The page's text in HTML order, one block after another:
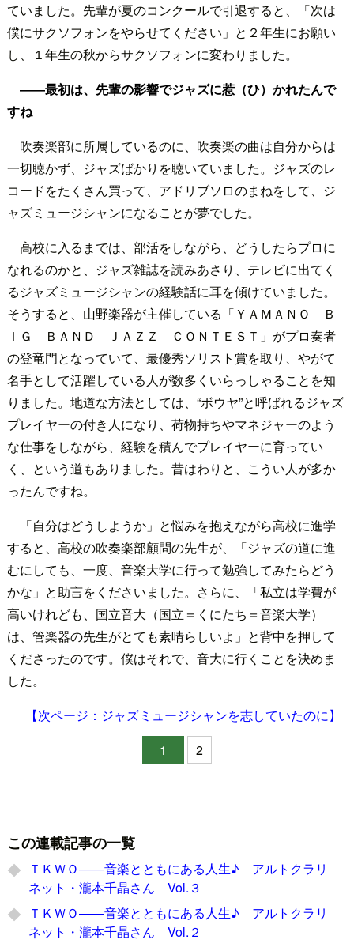
ていました。先輩が夏のコンクールで引退すると、「次は
僕にサクソフォンをやらせてください」と２年生にお願い
し、１年生の秋からサクソフォンに変わりました。
――最初は、先輩の影響でジャズに惹（ひ）かれたんで
すね
吹奏楽部に所属しているのに、吹奏楽の曲は自分からは
一切聴かず、ジャズばかりを聴いていました。ジャズのレ
コードをたくさん買って、アドリブソロのまねをして、ジ
ャズミュージシャンになることが夢でした。
高校に入るまでは、部活をしながら、どうしたらプロに
なれるのかと、ジャズ雑誌を読みあさり、テレビに出てく
るジャズミュージシャンの経験話に耳を傾けていました。
そうすると、山野楽器が主催している「ＹＡＭＡＮＯ Ｂ
ＩＧ ＢＡＮＤ ＪＡＺＺ ＣＯＮＴＥＳＴ」がプロ奏者
の登竜門となっていて、最優秀ソリスト賞を取り、やがて
名手として活躍している人が数多くいらっしゃることを知
りました。地道な方法としては、“ボウヤ”と呼ばれるジャズ
プレイヤーの付き人になり、荷物持ちやマネジャーのよう
な仕事をしながら、経験を積んでプレイヤーに育ってい
く、という道もありました。昔はわりと、こうい人が多か
ったんですね。
「自分はどうしようか」と悩みを抱えながら高校に進学
すると、高校の吹奏楽部顧問の先生が、「ジャズの道に進
むにしても、一度、音楽大学に行って勉強してみたらどう
かな」と助言をくださいました。さらに、「私立は学費が
高いけれども、国立音大（国立＝くにたち＝音楽大学）
は、管楽器の先生がとても素晴らしいよ」と背中を押して
くださったのです。僕はそれで、音大に行くことを決めま
した。
【次ページ：ジャズミュージシャンを志していたのに】
1
2
この連載記事の一覧
ＴＫＷＯ――音楽とともにある人生♪ アルトクラリ
ネット・瀧本千晶さん Vol.３
ＴＫＷＯ――音楽とともにある人生♪ アルトクラリ
ネット・瀧本千晶さん Vol.２